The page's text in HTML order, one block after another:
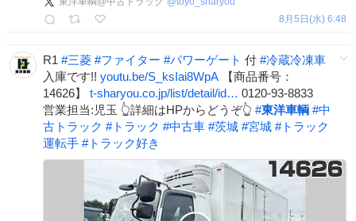
8月5日(水) 6:48
R1 #三菱 #ファイター #パワーゲート 付 #冷蔵冷凍車
入庫です!! youtu.be/S_ksIai8WpA 【商品番号：
14626】 t-sharyou.co.jp/list/detail/id… 0120-93-8833
営業担当:児玉 👆詳細はHPからどうぞ👆 #東洋車輌 #中
古トラック #トラック #中古車 #茨城 #宮城 #トラック
運転手 #トラック好き